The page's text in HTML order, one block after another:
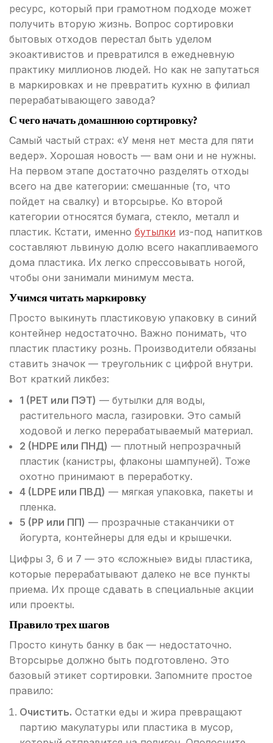
ресурс, который при грамотном подходе может
получить вторую жизнь. Вопрос сортировки
бытовых отходов перестал быть уделом
экоактивистов и превратился в ежедневную
практику миллионов людей. Но как не запутаться
в маркировках и не превратить кухню в филиал
перерабатывающего завода?
С чего начать домашнюю сортировку?
Самый частый страх: «У меня нет места для пяти
ведер». Хорошая новость — вам они и не нужны.
На первом этапе достаточно разделять отходы
всего на две категории: смешанные (то, что
пойдет на свалку) и вторсырье. Ко второй
категории относятся бумага, стекло, металл и
пластик. Кстати, именно бутылки из-под напитков
составляют львиную долю всего накапливаемого
дома пластика. Их легко спрессовывать ногой,
чтобы они занимали минимум места.
Учимся читать маркировку
Просто выкинуть пластиковую упаковку в синий
контейнер недостаточно. Важно понимать, что
пластик пластику рознь. Производители обязаны
ставить значок — треугольник с цифрой внутри.
Вот краткий ликбез:
1 (PET или ПЭТ) — бутылки для воды,
растительного масла, газировки. Это самый
ходовой и легко перерабатываемый материал.
2 (HDPE или ПНД) — плотный непрозрачный
пластик (канистры, флаконы шампуней). Тоже
охотно принимают в переработку.
4 (LDPE или ПВД) — мягкая упаковка, пакеты и
пленка.
5 (PP или ПП) — прозрачные стаканчики от
йогурта, контейнеры для еды и крышечки.
Цифры 3, 6 и 7 — это «сложные» виды пластика,
которые перерабатывают далеко не все пункты
приема. Их проще сдавать в специальные акции
или проекты.
Правило трех шагов
Просто кинуть банку в бак — недостаточно.
Вторсырье должно быть подготовлено. Это
базовый этикет сортировки. Запомните простое
правило:
Очистить. Остатки еды и жира превращают
партию макулатуры или пластика в мусор,